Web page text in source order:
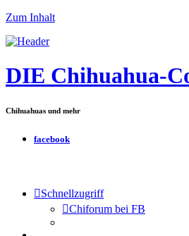
Zum Inhalt
DIE Chihuahua-
Chihuahuas und mehr
facebook
Schnellzugriff
Chiforum bei FB